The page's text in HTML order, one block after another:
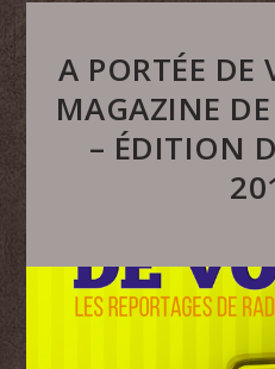
A PORTÉE DE
MAGAZINE DE
– ÉDITION